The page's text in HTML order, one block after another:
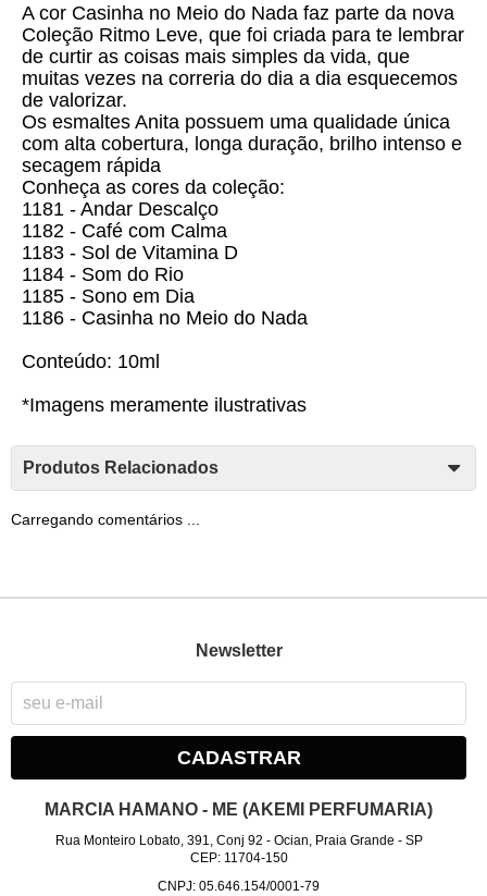
A cor Casinha no Meio do Nada faz parte da nova
Coleção Ritmo Leve, que foi criada para te lembrar
de curtir as coisas mais simples da vida, que
muitas vezes na correria do dia a dia esquecemos
de valorizar.
Os esmaltes Anita possuem uma qualidade única
com alta cobertura, longa duração, brilho intenso e
secagem rápida
Conheça as cores da coleção:
1181 - Andar Descalço
1182 - Café com Calma
1183 - Sol de Vitamina D
1184 - Som do Rio
1185 - Sono em Dia
1186 - Casinha no Meio do Nada
Conteúdo: 10ml
*Imagens meramente ilustrativas
Produtos Relacionados
Carregando comentários ...
Newsletter
CADASTRAR
MARCIA HAMANO - ME (AKEMI PERFUMARIA)
Rua Monteiro Lobato, 391, Conj 92 - Ocian, Praia Grande - SP
CEP: 11704-150
CNPJ: 05.646.154/0001-79